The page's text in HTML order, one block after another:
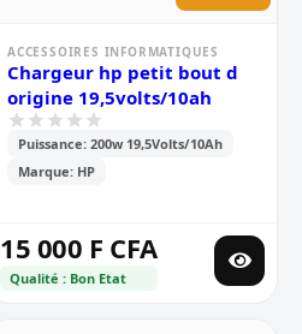
ACCESSOIRES INFORMATIQUES
Chargeur hp petit bout d
origine 19,5volts/10ah
Puissance: 200w 19,5Volts/10Ah
Marque: HP
15 000 F CFA
Qualité : Bon Etat